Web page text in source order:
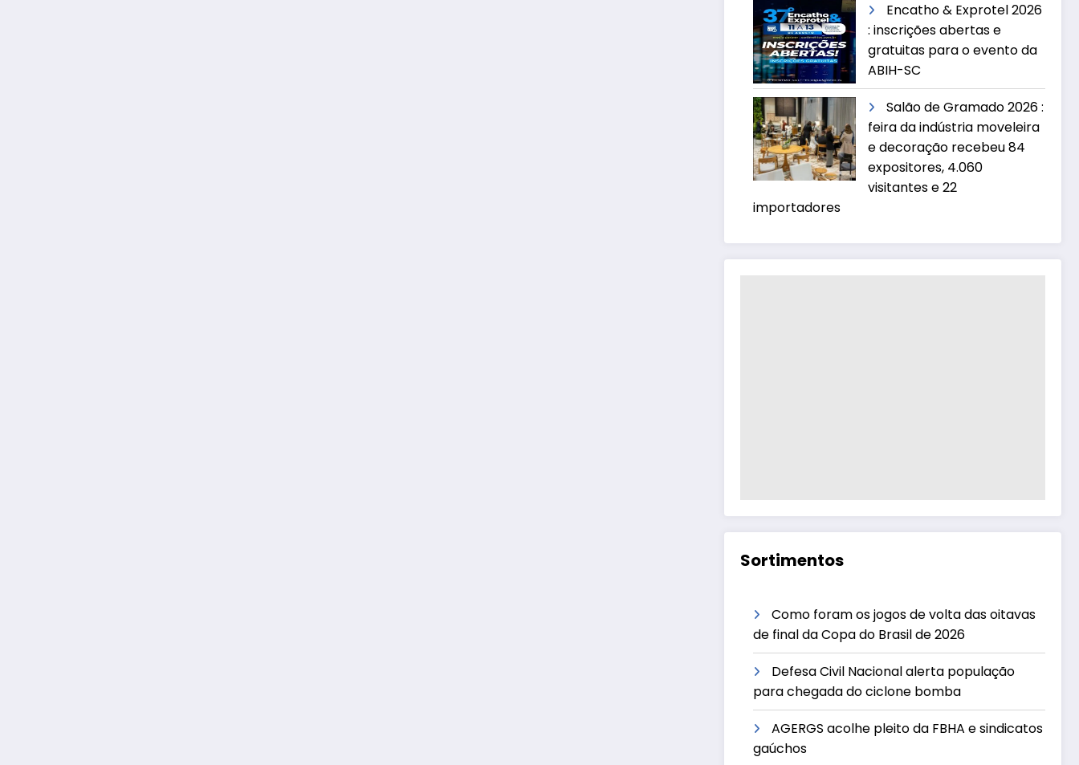
Encatho & Exprotel 2026
: inscrições abertas e
gratuitas para o evento da
ABIH-SC
Salão de Gramado 2026 :
feira da indústria moveleira
e decoração recebeu 84
expositores, 4.060
visitantes e 22
importadores
Sortimentos
Como foram os jogos de volta das oitavas
de final da Copa do Brasil de 2026
Defesa Civil Nacional alerta população
para chegada do ciclone bomba
AGERGS acolhe pleito da FBHA e sindicatos
gaúchos